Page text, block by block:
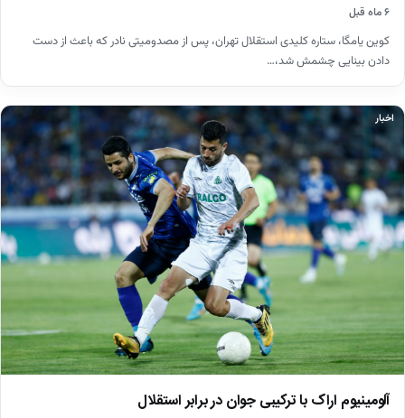
۶ ماه قبل
کوین یامگا، ستاره کلیدی استقلال تهران، پس از مصدومیتی نادر که باعث از دست
دادن بینایی چشمش شد،…
اخبار
آلومینیوم اراک با ترکیبی جوان در برابر استقلال